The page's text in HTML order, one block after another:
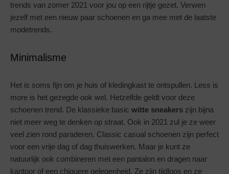
trends van zomer 2021 voor jou op een rijtje gezet. Verwen
jezelf met een nieuw paar schoenen en ga mee met de laatste
modetrends.
Minimalisme
Het is soms fijn om je huis of kledingkast te ontspullen. Less is
more is het gezegde ook wel. Hetzelfde geldt voor deze
schoenen trend. De klassieke basic witte sneakers zijn bijna
niet meer weg te denken op straat. Ook in 2021 zul je ze weer
veel zien rond paraderen. Classic casual schoenen zijn perfect
voor een vrije dag of dag thuiswerken. Maar je kunt ze
natuurlijk ook combineren met een pantalon en dragen naar
kantoor of een chiquere gelegenheid. Ze zijn tijdloos en ze